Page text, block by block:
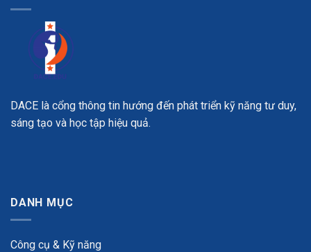
DACE là cổng thông tin hướng đến phát triển kỹ năng tư duy,
sáng tạo và học tập hiệu quả.
DANH MỤC
Công cụ & Kỹ năng